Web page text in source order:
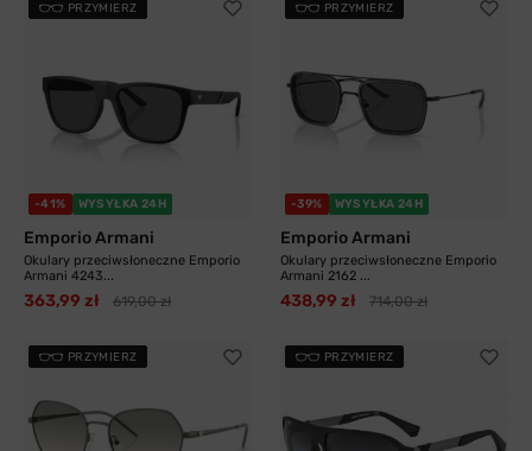
PRZYMIERZ
-41% WYSYŁKA 24H
Emporio Armani
Okulary przeciwsłoneczne Emporio
Armani 4243...
363,99 zł 619,00 zł
PRZYMIERZ
-39% WYSYŁKA 24H
Emporio Armani
Okulary przeciwsłoneczne Emporio
Armani 2162 ...
438,99 zł 714,00 zł
PRZYMIERZ PRZYMIERZ